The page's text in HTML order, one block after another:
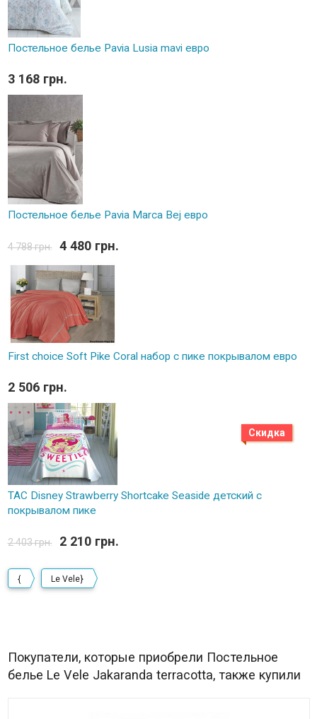
Постельное белье Pavia Lusia mavi евро
3 168 грн.
Постельное белье Pavia Marca Bej евро
4 788 грн. 4 480 грн.
First choice Soft Pike Coral набор с пике покрывалом евро
2 506 грн.
Скидка
TAC Disney Strawberry Shortcake Seaside детский с
покрывалом пике
2 403 грн. 2 210 грн.
{ Le Vele}
Покупатели, которые приобрели Постельное
белье Le Vele Jakaranda terracotta, также купили